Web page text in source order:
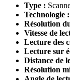
Type :
Technologie :
Résolution
Vitesse de
Lecture des
Lecture sur
Distance de
Résolution